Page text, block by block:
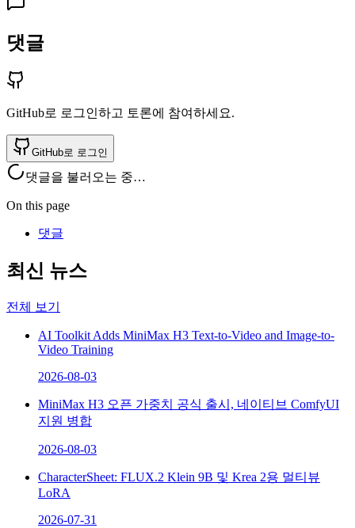
댓글
GitHub로 로그인하고 토론에 참여하세요.
GitHub로 로그인
댓글을 불러오는 중…
On this page
댓글
최신 뉴스
전체 보기
AI Toolkit Adds MiniMax H3 Text-to-Video and Image-to-
Video Training
2026-08-03
MiniMax H3 오픈 가중치 공식 출시, 네이티브 ComfyUI
지원 병합
2026-08-03
CharacterSheet: FLUX.2 Klein 9B 및 Krea 2용 멀티뷰
LoRA
2026-07-31